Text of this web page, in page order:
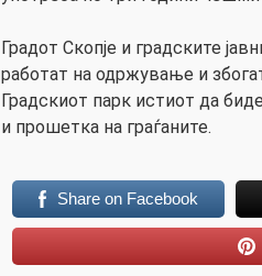
Градот Скопје и градските
работат на одржување и
Градскиот парк истиот да
и прошетка на граѓаните.
Share on Facebook